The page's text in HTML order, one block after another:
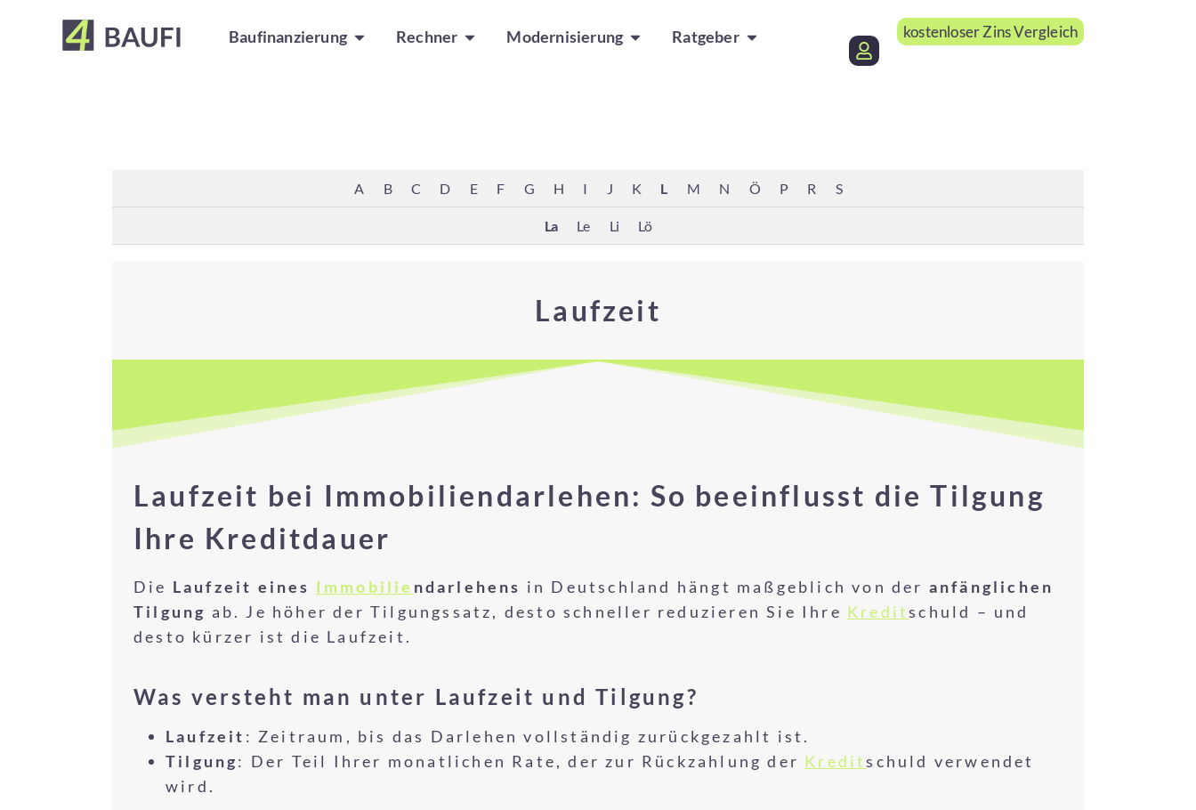
Baufinanzierung Rechner Modernisierung Ratgeber kostenloser Zins Vergleich
A B C D E F G H I J K L M N Ö P R S
La Le Li Lö
Laufzeit
Laufzeit bei Immobiliendarlehen: So beeinflusst die Tilgung
Ihre Kreditdauer
Die Laufzeit eines Immobilie ndarlehens in Deutschland hängt maßgeblich von der anfänglichen
Tilgung ab. Je höher der Tilgungssatz, desto schneller reduzieren Sie Ihre Kreditschuld – und
desto kürzer ist die Laufzeit.
Was versteht man unter Laufzeit und Tilgung?
Laufzeit : Zeitraum, bis das Darlehen vollständig zurückgezahlt ist.
Tilgung: Der Teil Ihrer monatlichen Rate, der zur Rückzahlung der Kreditschuld verwendet
wird.